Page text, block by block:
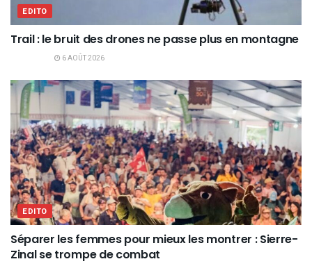
EDITO
Trail : le bruit des drones ne passe plus en montagne
6 AOÛT 2026
EDITO
Séparer les femmes pour mieux les montrer : Sierre-
Zinal se trompe de combat